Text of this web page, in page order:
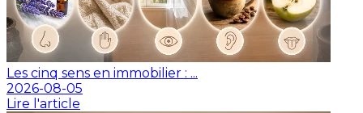
Les cinq sens en immobilier : ...
2026-08-05
Lire l'article